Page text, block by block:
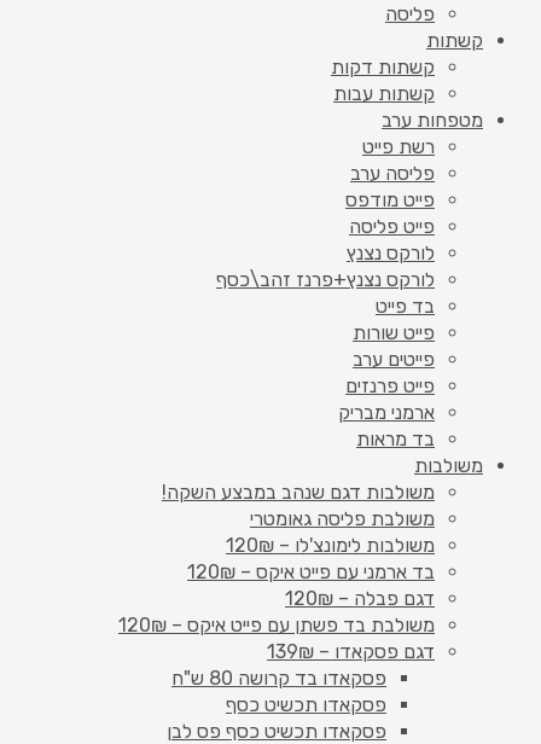
פליסה
קשתות
קשתות דקות
קשתות עבות
מטפחות ערב
רשת פייט
פליסה ערב
פייט מודפס
פייט פליסה
לורקס נצנץ
לורקס נצנץ+פרנז זהב\כסף
בד פייט
פייט שורות
פייטים ערב
פייט פרנזים
ארמני מבריק
בד מראות
משולבות
משולבות דגם שנהב במבצע השקה!
משולבת פליסה גאומטרי
משולבות לימונצ'לו – 120₪
בד ארמני עם פייט איקס – 120₪
דגם פבלה – 120₪
משולבת בד פשתן עם פייט איקס – 120₪
דגם פסקאדו – 139₪
פסקאדו בד קרושה 80 ש"ח
פסקאדו תכשיט כסף
פסקאדו תכשיט כסף פס לבן